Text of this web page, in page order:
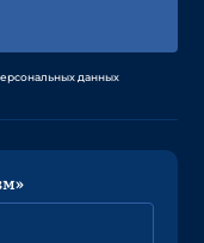
данных